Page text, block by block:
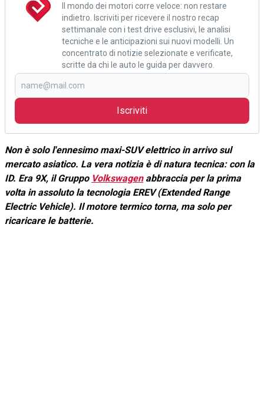
Il mondo dei motori corre veloce: non restare
indietro. Iscriviti per ricevere il nostro recap
settimanale con i test drive esclusivi, le analisi
tecniche e le anticipazioni sui nuovi modelli. Un
concentrato di notizie selezionate e verificate,
scritte da chi le auto le guida per davvero.
Iscriviti
Non è solo l'ennesimo maxi-SUV elettrico in arrivo sul
mercato asiatico. La vera notizia è di natura tecnica: con la
ID. Era 9X, il Gruppo Volkswagenabbraccia per la prima
volta in assoluto la tecnologia EREV (Extended Range
Electric Vehicle). Il motore termico torna, ma solo per
ricaricare le batterie.